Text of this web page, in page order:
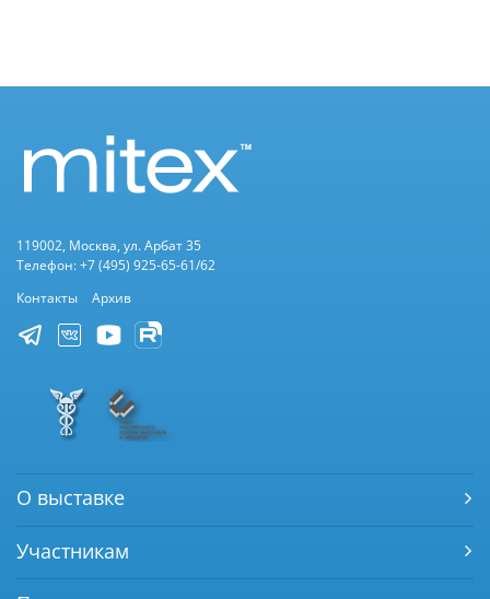
119002, Москва, ул. Арбат 35
Телефон: +7 (495) 925-65-61/62
Контакты
Архив
О выставке
Участникам